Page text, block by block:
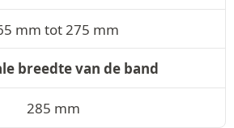
mm tot 275 mm
breedte van de band
285 mm